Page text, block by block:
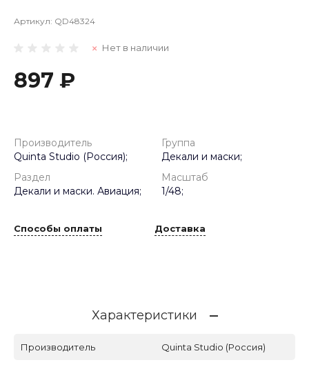
Артикул: QD48324
Нет в наличии
897 ₽
Производитель
Quinta Studio (Россия);
Группа
Декали и маски;
Раздел
Декали и маски. Авиация;
Масштаб
1/48;
Способы оплаты Доставка
Характеристики
Производитель Quinta Studio (Россия)